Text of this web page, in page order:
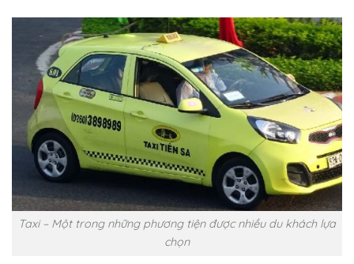
Taxi – Một trong những phương tiện được nhiều du khách lựa
chọn